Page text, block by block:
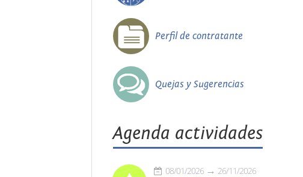
Perfil de contratante
Quejas y Sugerencias
Agenda actividades
08/01/2026 26/11/2026